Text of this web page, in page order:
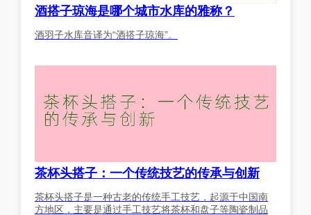
酒搭子琼海是哪个城市水库的雅称？
酒羽子水库音译为“酒搭子琼海”。
茶杯头搭子：一个传统技艺的传承与创新
茶杯头搭子是一种古老的传统手工技艺，起源于中国南
方地区，主要是通过手工技艺将茶杯和盘子等陶瓷制品